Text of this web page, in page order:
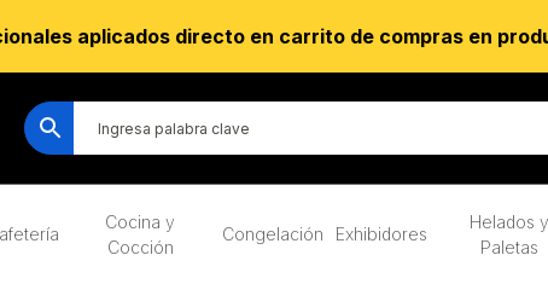
Cocina y
Cocción
Congelación Exhibidores
Helados y
Paletas
aplicados directo en carrito de compras en